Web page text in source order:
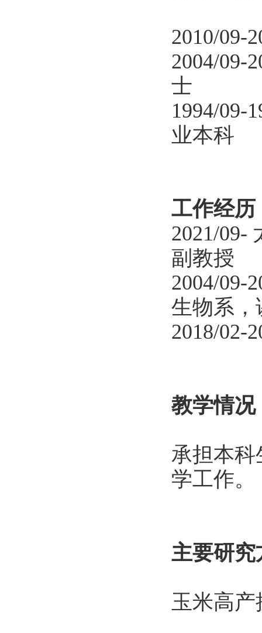
2010/09-
2004/09-
士
1994/09-
业本科
工作经历
2021/09-
副教授
2004/09-
生物系，
2018/02-
教学情况
承担本科
学工作。
主要研究
玉米高